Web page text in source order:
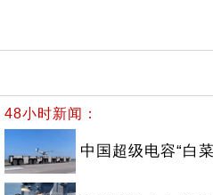
48小时新闻：
中国超级电容“白